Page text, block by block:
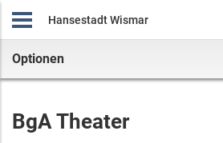
Hansestadt Wismar
Optionen
BgA Theater